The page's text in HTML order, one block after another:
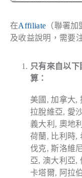
在Affiliate （聯署
及收益說明，需要
只有來自以
算：
美國, 加拿大,
拉脫維亞, 愛
義大利, 奧地
荷蘭, 比利時,
伐克, 斯洛維
亞, 澳大利亞,
卡塔爾, 阿拉